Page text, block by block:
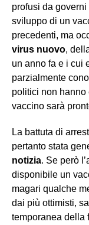
profusi da
sviluppo di un
precedenti, ma
virus nuovo,
un anno fa e i cui
parzialmente
politici non hanno
vaccino sarà
La battuta di
pertanto stata
notizia. Se però
disponibile un
magari qualche
dai più ottimisti,
temporanea della